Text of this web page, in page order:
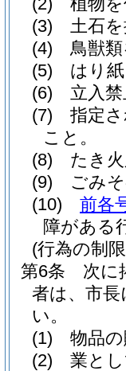
(3)
土石
(4)
鳥獣
(5)
はり
(6)
立入
(7)
指定
こと。
(8)
たき
(9)
ごみ
(10)
前各
障がある
(行為の制
第6条
次に
者は、市
い。
(1)
物品
(2)
業と